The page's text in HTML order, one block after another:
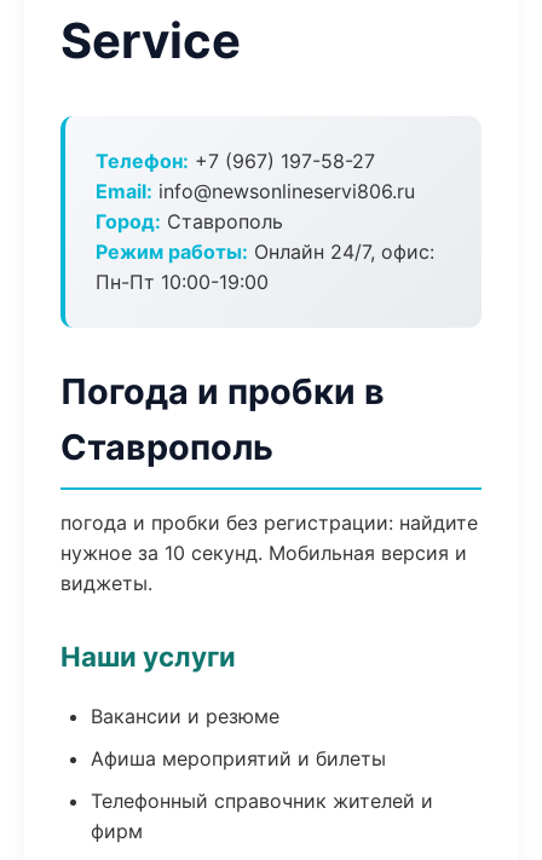
Service
Телефон: +7 (967) 197-58-27
Email: info@newsonlineservi806.ru
Город: Ставрополь
Режим работы: Онлайн 24/7, офис:
Пн-Пт 10:00-19:00
Погода и пробки в
Ставрополь
погода и пробки без регистрации: найдите
нужное за 10 секунд. Мобильная версия и
виджеты.
Наши услуги
Вакансии и резюме
Афиша мероприятий и билеты
Телефонный справочник жителей и
фирм